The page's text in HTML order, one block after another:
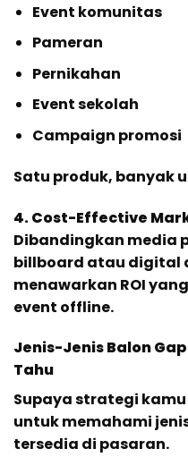
Event komunitas
Pameran
Pernikahan
Event sekolah
Campaign promosi
Satu produk, banyak
4. Cost-Effective
Dibandingkan media
billboard atau digital
menawarkan ROI
event offline.
Jenis-Jenis Balon
Tahu
Supaya strategi
untuk memahami
tersedia di pasaran.